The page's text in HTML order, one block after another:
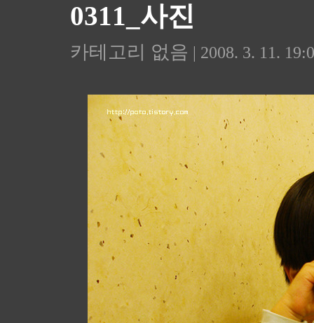
0311_사진
카테고리 없음 | 2008. 3. 11.